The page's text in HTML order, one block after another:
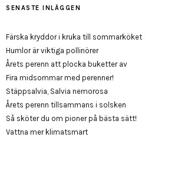
SENASTE INLÄGGEN
Färska kryddor i kruka till sommarköket
Humlor är viktiga pollinörer
Årets perenn att plocka buketter av
Fira midsommar med perenner!
Stäppsalvia, Salvia nemorosa
Årets perenn tillsammans i solsken
Så sköter du om pioner på bästa sätt!
Vattna mer klimatsmart